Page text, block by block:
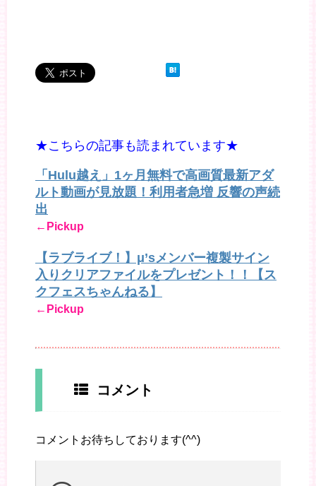
★こちらの記事も読まれています★
「Hulu越え」1ヶ月無料で高画質最新アダ
ルト動画が見放題！利用者急増 反響の声続
出
←Pickup
【ラブライブ！】μ’sメンバー複製サイン
入りクリアファイルをプレゼント！！【ス
クフェスちゃんねる】
←Pickup
コメント
コメントお待ちしております(^^)